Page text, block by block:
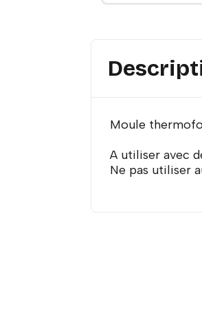
Moule
A utiliser avec
Ne pas utiliser